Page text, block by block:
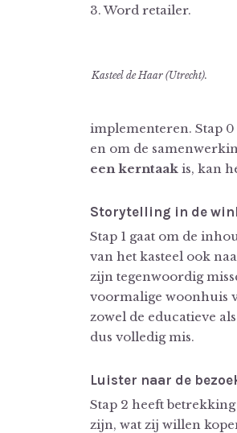
3. Word retailer.
Kasteel de Haar (Utrecht).
implementeren. Stap
en om de
een kerntaak is, kan
Storytelling in de
Stap 1 gaat om de
van het kasteel ook
zijn tegenwoordig
voormalige woonhuis
zowel de educatieve
dus volledig mis.
Luister naar de
Stap 2 heeft
zijn, wat zij willen